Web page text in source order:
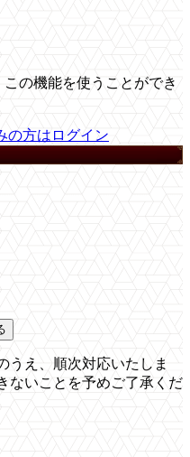
の機能を使うことができ
の方はログイン
うえ、順次対応いたしま
ないことを予めご了承くだ